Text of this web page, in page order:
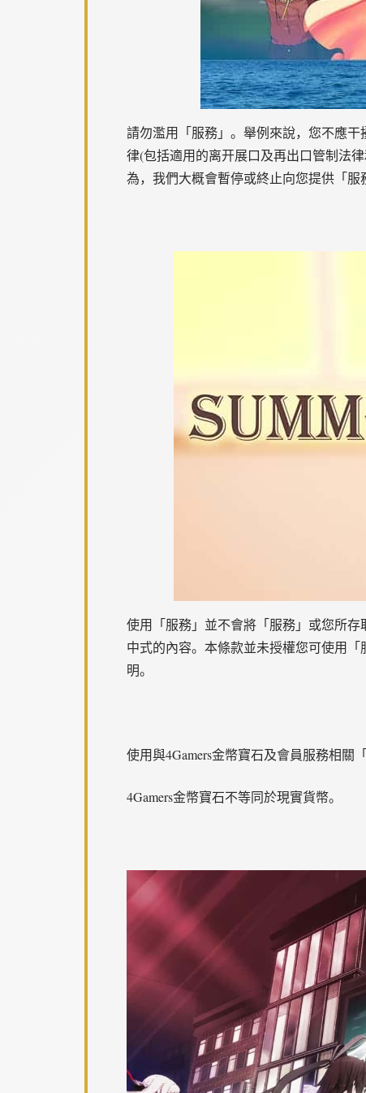
請勿濫用「服務」。舉例來說，您不應
律(包括適用的离开展口及再出口管制法
為，我們大概會暫停或終止向您提供「服
使用「服務」並不會將「服務」或您所
中式的內容。本條款並未授權您可使用
明。
使用與4Gamers金幣寶石及會員服務相關
4Gamers金幣寶石不等同於現實貨幣。